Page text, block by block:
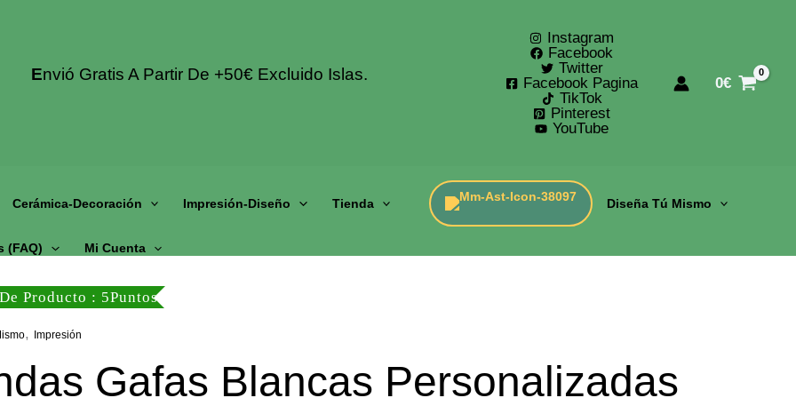
ENvió Gratis A Partir De +50€ Excluido Islas.
Instagram
Facebook
Twitter
Facebook Pagina
TikTok
Pinterest
YouTube
0€
Cerámica-Decoración Impresión-Diseño Tienda Diseña Tú Mismo
(fAQ) Mi Cuenta
Producto : 5Puntos
, Impresión
Gafas Blancas Personalizadas